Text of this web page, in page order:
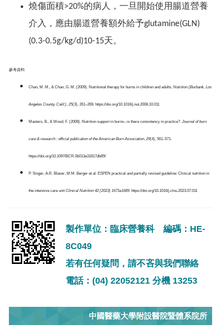
燒傷面積>20%的病人，一旦開始使用腸道營養
介入，應由腸道營養額外給予glutamine(GLN)
(0.3-0.5g/kg/d)10-15天。
參考資料
Chan, M. M., & Chan, G. M. (2009). Nutritional therapy for burns in children and adults. Nutrition (Burbank, Los
Angeles County, Calif.), 25(3), 261–269. https://doi.org/10.1016/j.nut.2008.10.011
Masters, B., & Wood, F. (2008). Nutrition support in burns--is there consistency in practice?. Journal of burn
care & research : official publication of the American Burn Association, 29(4), 561–571.
https://doi.org/10.1097/BCR.0b013e31817db85f
P. Singer, A.R. Blaser, M.M. Berger et al. ESPEN practical and partially revised guideline: Clinical nutrition in
the intensive care unit Clinical Nutrition 42 (2023) 1671e1689. https://doi.org/10.1016/j.clnu.2023.07.011
製作單位：臨床營養科 編碼：HE-
8C049
若有任何疑問，請不吝與我們聯絡
電話：(04) 22052121 分機 13253
中國醫藥大學附設醫院暨體系院所